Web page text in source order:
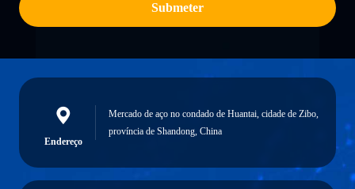
Submeter
Endereço
Mercado de aço no condado de Huantai, cidade de Zibo,
província de Shandong, China